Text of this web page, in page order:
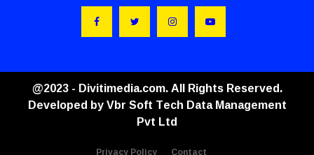
@2023 - Divitimedia.com. All Rights Reserved.
Developed byVbr Soft Tech Data Management
Pvt Ltd